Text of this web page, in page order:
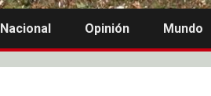
Nacional Opinión Mundo